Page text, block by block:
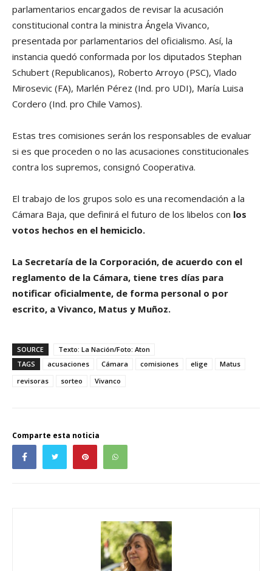
parlamentarios encargados de revisar la acusación
constitucional contra la ministra Ángela Vivanco,
presentada por parlamentarios del oficialismo. Así, la
instancia quedó conformada por los diputados Stephan
Schubert (Republicanos), Roberto Arroyo (PSC), Vlado
Mirosevic (FA), Marlén Pérez (Ind. pro UDI), María Luisa
Cordero (Ind. pro Chile Vamos).
Estas tres comisiones serán los responsables de evaluar
si es que proceden o no las acusaciones constitucionales
contra los supremos, consignó Cooperativa.
El trabajo de los grupos solo es una recomendación a la
Cámara Baja, que definirá el futuro de los libelos con los
votos hechos en el hemiciclo.
La Secretaría de la Corporación, de acuerdo con el
reglamento de la Cámara, tiene tres días para
notificar oficialmente, de forma personal o por
escrito, a Vivanco, Matus y Muñoz.
SOURCE
Texto: La Nación/Foto: Aton
TAGS
acusaciones Cámara comisiones elige
Matus
revisoras
sorteo Vivanco
Comparte esta noticia